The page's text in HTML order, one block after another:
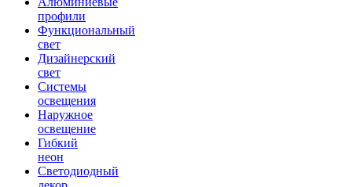
профили
Функциональный
свет
Дизайнерский
свет
Системы
освещения
Наружное
освещение
Гибкий
неон
Светодиодный